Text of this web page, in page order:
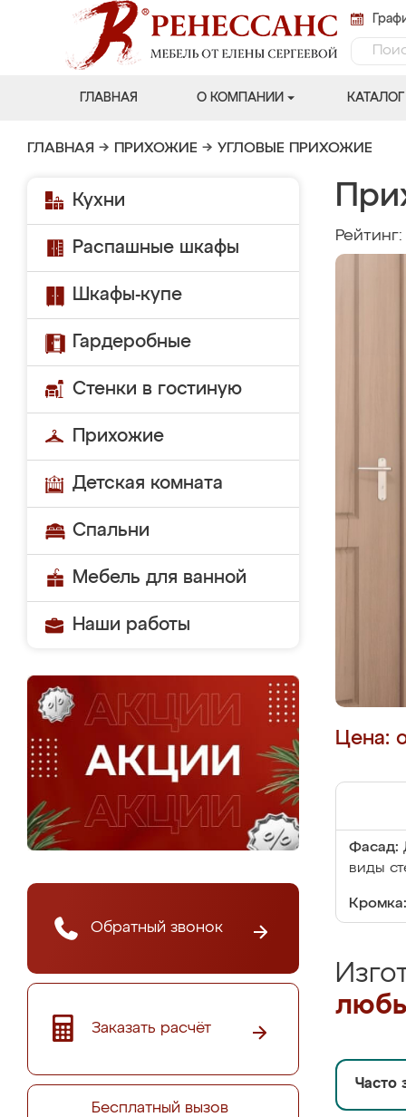
ГЛАВНАЯ О КОМПАНИИ КАТАЛОГ
ГЛАВНАЯ → ПРИХОЖИЕ → УГЛОВЫЕ ПРИХОЖИЕ
Кухни
Распашные шкафы
Шкафы-купе
Гардеробные
Стенки в гостиную
Прихожие
Детская комната
Спальни
Мебель для ванной
Наши работы
Обратный звонок
Заказать расчёт
Бесплатный вызов
Рейтинг:
Цена:
Фасад:
виды
Кромка:
Часто